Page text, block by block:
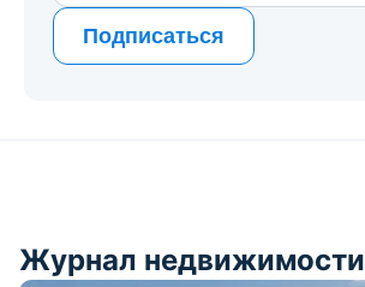
Подписаться
Журнал недвижимости